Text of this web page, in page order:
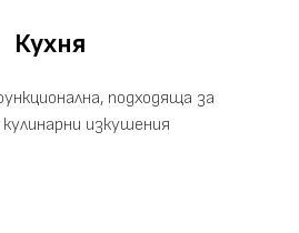
Кухня
подходяща за
кулинарни изкушения